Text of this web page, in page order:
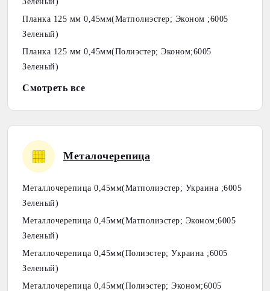
Планка 125 мм 0,45мм(Матполиэстер; Эконом ;6005
Зеленый)
Планка 125 мм 0,45мм(Полиэстер; Эконом;6005
Зеленый)
Смотреть все
Металочерепица
Металлочерепица 0,45мм(Матполиэстер; Украина ;6005
Зеленый)
Металлочерепица 0,45мм(Матполиэстер; Эконом;6005
Зеленый)
Металлочерепица 0,45мм(Полиэстер; Украина ;6005
Зеленый)
Металлочерепица 0,45мм(Полиэстер; Эконом;6005